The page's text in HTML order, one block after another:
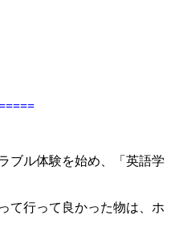
ブル体験を始め、「英語学
て行って良かった物は、 ホ